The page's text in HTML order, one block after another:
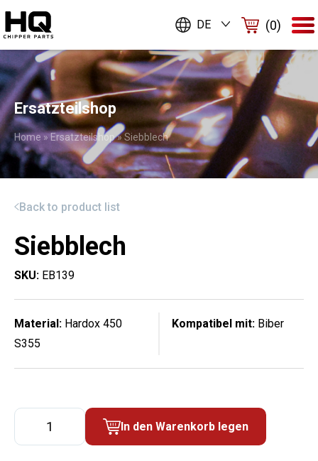
DE (0)
Ersatzteilshop
Home » Ersatzteilshop»Siebblech
Back to product list
Siebblech
SKU: EB139
Material: Hardox 450
S355
Kompatibel mit: Biber
Siebblech
Menge
In den Warenkorb legen